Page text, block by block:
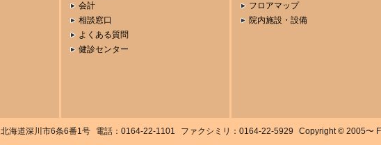
会計
相談窓口
よくある質問
健診センター
フロアマップ
院内施設・設備
北海道深川市6条6番1号 電話：0164-22-1101 ファクシミリ：0164-22-5929 Copyright © 2005〜